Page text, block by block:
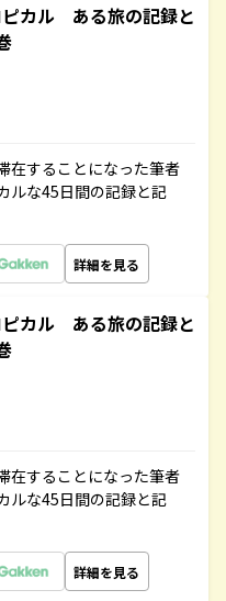
ピカル ある旅の記録と
在することになった筆者
ルな45日間の記録と記
詳細を見る
ピカル ある旅の記録と
在することになった筆者
ルな45日間の記録と記
詳細を見る